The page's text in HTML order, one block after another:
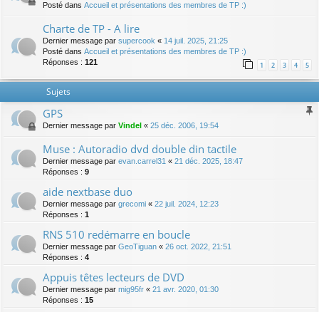
Posté dans Accueil et présentations des membres de TP :)
Charte de TP - A lire
Dernier message par supercook « 14 juil. 2025, 21:25
Posté dans Accueil et présentations des membres de TP :)
Réponses : 121 1 2 3 4 5
Sujets
GPS
Dernier message par Vindel « 25 déc. 2006, 19:54
Muse : Autoradio dvd double din tactile
Dernier message par evan.carrel31 « 21 déc. 2025, 18:47
Réponses : 9
aide nextbase duo
Dernier message par grecomi « 22 juil. 2024, 12:23
Réponses : 1
RNS 510 redémarre en boucle
Dernier message par GeoTiguan « 26 oct. 2022, 21:51
Réponses : 4
Appuis têtes lecteurs de DVD
Dernier message par mig95fr « 21 avr. 2020, 01:30
Réponses : 15